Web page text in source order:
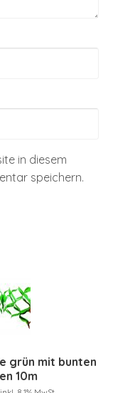
in diesem
speichern.
grün mit bunten
10m